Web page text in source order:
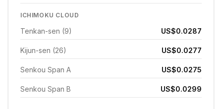
ICHIMOKU CLOUD
Tenkan-sen (9) US$0.0287
Kijun-sen (26) US$0.0277
Senkou Span A US$0.0275
Senkou Span B US$0.0299